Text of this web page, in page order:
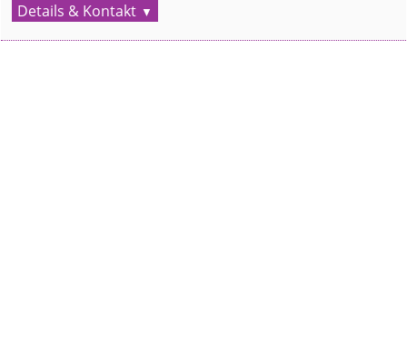
Details & Kontakt